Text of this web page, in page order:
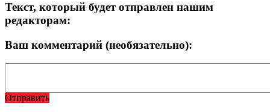
Текст, который будет отправлен нашим
редакторам:
Ваш комментарий (необязательно):
Отправить